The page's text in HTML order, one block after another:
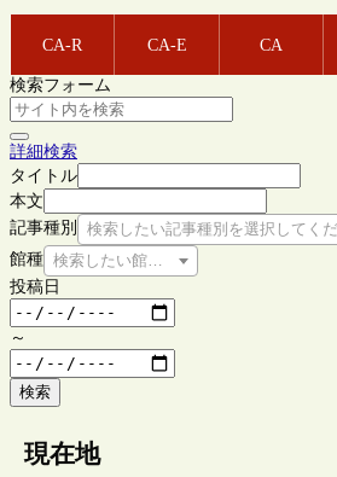
CA-R CA-E CA
検索フォーム
詳細検索
タイトル
本文
記事種別
検索したい記事種別を選択してく
館種 検索したい館種を選択してください
投稿日
～
検索
現在地